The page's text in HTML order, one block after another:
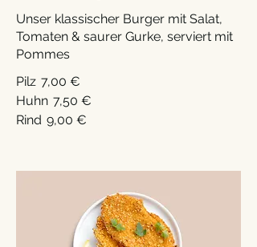
Unser klassischer Burger mit Salat,
Tomaten & saurer Gurke, serviert mit
Pommes
Pilz 7,00 €
Huhn 7,50 €
Rind 9,00 €